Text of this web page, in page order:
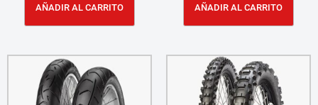
AÑADIR AL CARRITO AÑADIR AL CARRITO